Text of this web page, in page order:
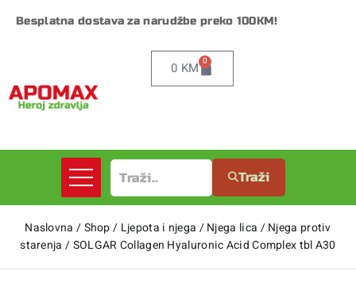
Besplatna dostava za narudžbe preko 100KM!
0 KM 0
Traži
Naslovna /Shop/ Ljepota i njega /Njega lica /Njega protiv
starenja /SOLGAR Collagen Hyaluronic Acid Complex tbl A30